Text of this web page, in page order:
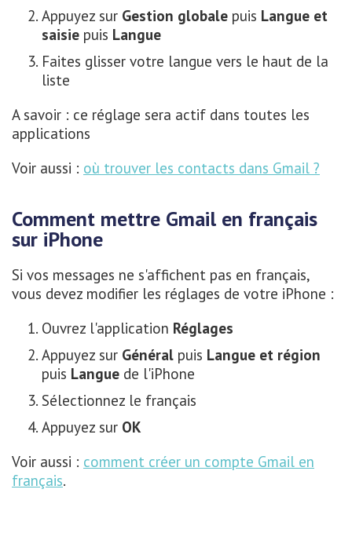
Appuyez sur Gestion globale puis Langue et
saisie puis Langue
Faites glisser votre langue vers le haut de la
liste
A savoir : ce réglage sera actif dans toutes les
applications
Voir aussi : où trouver les contacts dans Gmail ?
Comment mettre Gmail en français
sur iPhone
Si vos messages ne s'affichent pas en français,
vous devez modifier les réglages de votre iPhone :
Ouvrez l'application Réglages
Appuyez sur Général puis Langue et région
puis Langue de l'iPhone
Sélectionnez le français
Appuyez sur OK
Voir aussi : comment créer un compte Gmail en
français.